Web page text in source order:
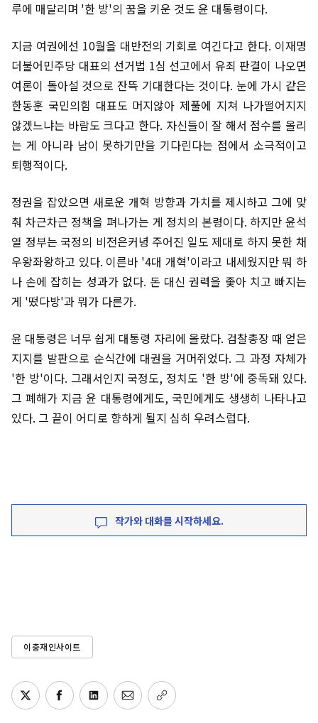
루에 매달리며 '한 방'의 꿈을 키운 것도 윤 대통령이다.
지금 여권에선 10월을 대반전의 기회로 여긴다고 한다. 이재명
더불어민주당 대표의 선거법 1심 선고에서 유죄 판결이 나오면
여론이 돌아설 것으로 잔뜩 기대한다는 것이다. 눈에 가시 같은
한동훈 국민의힘 대표도 머지않아 제풀에 지쳐 나가떨어지지
않겠느냐는 바람도 크다고 한다. 자신들이 잘 해서 점수를 올리
는 게 아니라 남이 못하기만을 기다린다는 점에서 소극적이고
퇴행적이다.
정권을 잡았으면 새로운 개혁 방향과 가치를 제시하고 그에 맞
춰 차근차근 정책을 펴나가는 게 정치의 본령이다. 하지만 윤석
열 정부는 국정의 비전은커녕 주어진 일도 제대로 하지 못한 채
우왕좌왕하고 있다. 이른바 '4대 개혁'이라고 내세웠지만 뭐 하
나 손에 잡히는 성과가 없다. 돈 대신 권력을 좇아 치고 빠지는
게 '떴다방'과 뭐가 다른가.
윤 대통령은 너무 쉽게 대통령 자리에 올랐다. 검찰총장 때 얻은
지지를 발판으로 순식간에 대권을 거머쥐었다. 그 과정 자체가
'한 방'이다. 그래서인지 국정도, 정치도 '한 방'에 중독돼 있다.
그 폐해가 지금 윤 대통령에게도, 국민에게도 생생히 나타나고
있다. 그 끝이 어디로 향하게 될지 심히 우려스럽다.
작가와 대화를 시작하세요.
이충재인사이트